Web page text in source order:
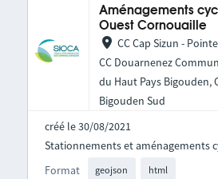
Aménagements
Ouest Cornouaille
CC Cap Sizun -
CC Douarnenez
du Haut Pays Bigouden,
Bigouden Sud
créé le 30/08/2021
Format geojson html
Stationnements et aménagements